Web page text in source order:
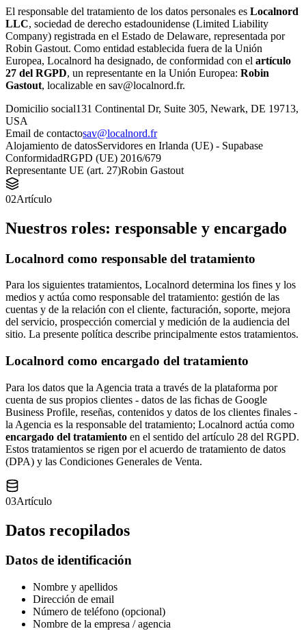
El responsable del tratamiento de los datos personales es Localnord
LLC, sociedad de derecho estadounidense (Limited Liability
Company) registrada en el Estado de Delaware, representada por
Robin Gastout. Como entidad establecida fuera de la Unión
Europea, Localnord ha designado, de conformidad con el artículo
27 del RGPD, un representante en la Unión Europea: Robin
Gastout, localizable en sav@localnord.fr.
Domicilio social131 Continental Dr, Suite 305, Newark, DE 19713,
USA
Email de contactosav@localnord.fr
Alojamiento de datosServidores en Irlanda (UE) - Supabase
ConformidadRGPD (UE) 2016/679
Representante UE (art. 27)Robin Gastout
02Artículo
Nuestros roles: responsable y encargado
Localnord como responsable del tratamiento
Para los siguientes tratamientos, Localnord determina los fines y los
medios y actúa como responsable del tratamiento: gestión de las
cuentas y de la relación con el cliente, facturación, soporte, mejora
del servicio, prospección comercial y medición de la audiencia del
sitio. La presente política describe principalmente estos tratamientos.
Localnord como encargado del tratamiento
Para los datos que la Agencia trata a través de la plataforma por
cuenta de sus propios clientes - datos de las fichas de Google
Business Profile, reseñas, contenidos y datos de los clientes finales -
la Agencia es la responsable del tratamiento; Localnord actúa como
encargado del tratamiento en el sentido del artículo 28 del RGPD.
Estos tratamientos se rigen por el acuerdo de tratamiento de datos
(DPA) y las Condiciones Generales de Venta.
03Artículo
Datos recopilados
Datos de identificación
Nombre y apellidos
Dirección de email
Número de teléfono (opcional)
Nombre de la empresa / agencia